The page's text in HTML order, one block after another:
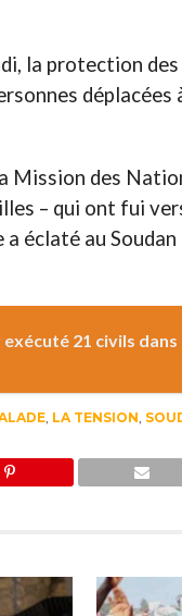
la protection
déplacées
des
– qui ont fui
éclaté au Soudan
21 civils dans
, LA TENSION,